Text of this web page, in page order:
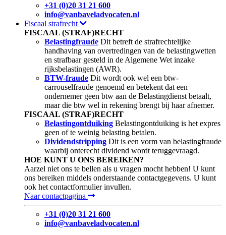
+31 (0)20 31 21 600
info@vanbaveladvocaten.nl
Fiscaal strafrecht
FISCAAL (STRAF)RECHT
Belastingfraude Dit betreft de strafrechtelijke
handhaving van overtredingen van de belastingwetten
en strafbaar gesteld in de Algemene Wet inzake
rijksbelastingen (AWR).
BTW-fraude Dit wordt ook wel een btw-
carrouselfraude genoemd en betekent dat een
ondernemer geen btw aan de Belastingdienst betaalt,
maar die btw wel in rekening brengt bij haar afnemer.
FISCAAL (STRAF)RECHT
Belastingontduiking Belastingontduiking is het expres
geen of te weinig belasting betalen.
Dividendstripping Dit is een vorm van belastingfraude
waarbij onterecht dividend wordt teruggevraagd.
HOE KUNT U ONS BEREIKEN?
Aarzel niet ons te bellen als u vragen mocht hebben! U kunt
ons bereiken middels onderstaande contactgegevens. U kunt
ook het contactformulier invullen.
Naar contactpagina
+31 (0)20 31 21 600
info@vanbaveladvocaten.nl